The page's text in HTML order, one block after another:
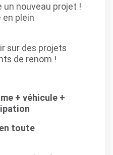
nouveau projet !
plein
sur des projets
de renom !
+ véhicule +
toute